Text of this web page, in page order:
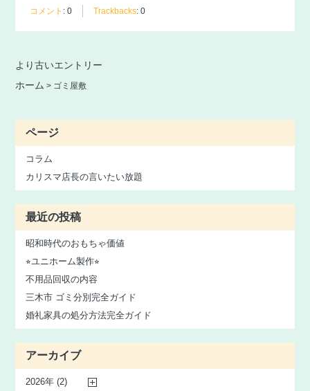
コメント : 0 Trackbacks: 0
より古いエントリー
ホーム > ゴミ屋敷
ページ
コラム
カリスマ店長の言いたい放題
最近の投稿
昭和時代のおもちゃ価値
⭐︎ユニホーム製作⭐︎
不用品回収の内容
三木市 ゴミ分別完全ガイド
婚礼家具の処分方法完全ガイド
アーカイブ
2026年 (2)